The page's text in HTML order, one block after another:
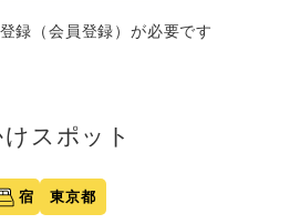
録（会員登録）が必要です
スポット
宿 東京都